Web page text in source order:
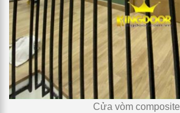
Cửa vòm composite